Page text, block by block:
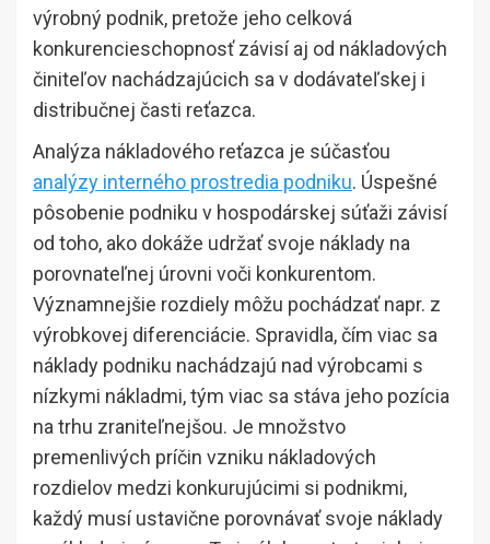
výrobný podnik, pretože jeho celková
konkurencieschopnosť závisí aj od nákladových
činiteľov nachádzajúcich sa v dodávateľskej i
distribučnej časti reťazca.
Analýza nákladového reťazca je súčasťou
analýzy interného prostredia podniku. Úspešné
pôsobenie podniku v hospodárskej súťaži závisí
od toho, ako dokáže udržať svoje náklady na
porovnateľnej úrovni voči konkurentom.
Významnejšie rozdiely môžu pochádzať napr. z
výrobkovej diferenciácie. Spravidla, čím viac sa
náklady podniku nachádzajú nad výrobcami s
nízkymi nákladmi, tým viac sa stáva jeho pozícia
na trhu zraniteľnejšou. Je množstvo
premenlivých príčin vzniku nákladových
rozdielov medzi konkurujúcimi si podnikmi,
každý musí ustavične porovnávať svoje náklady